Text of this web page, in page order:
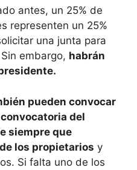
antes, un 25% de
representen un 25%
una junta para
embargo, habrán
pueden convocar
del
siempre que
los propietarios y
Si falta uno de los